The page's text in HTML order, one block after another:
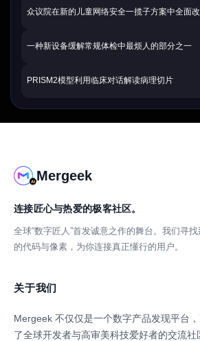
众议院在新的儿童网络安全一揽子方案中全面
一种新设备缓解常规体检中最烦人的部分之一
PRISM2模型利用临床对话解读病理切片
Mergeek
连接匠心与热爱的极客社区。
全球“数字匠人”首发诚意之作的舞台。我们寻
的代码与像素，为你连接真正懂行的用户。
关于我们
Mergeek 不仅仅是一个数字产品发现平台
了全球开发者与高审美科技爱好者的交流社